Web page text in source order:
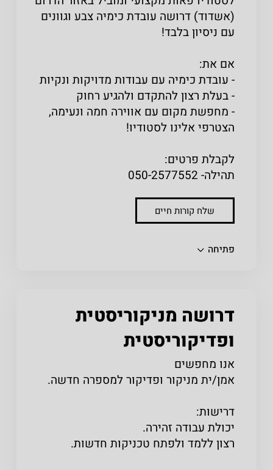
(אשדוד) דרושה עובדת כימיה צבע וגוונים
עם ניסיון בלבד!
אם את:
- עובדת כימיה עם עבודות מדויקות ונקיות
- בעלת רצון להתקדם ולהגיע רחוק
- מחפשת מקום עם אווירה חמה ונעימה,
הצטרפי אלינו לסטודיו!
לקבלת פרטים:
תהילה- 050-2577552
שלח קורות חיים
פתיחה
דרושה מניקוריסטית
ופדיקוריסטית
אנו מחפשים
אמן/ית מניקור ופדיקור למספרה חדשה.
דרישות:
יכולת עבודה זהירה.
רצון ללמד ולפתח טכניקות חדשות.